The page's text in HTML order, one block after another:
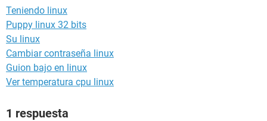
Teniendo linux
Puppy linux 32 bits
Su linux
Cambiar contraseña linux
Guion bajo en linux
Ver temperatura cpu linux
1 respuesta